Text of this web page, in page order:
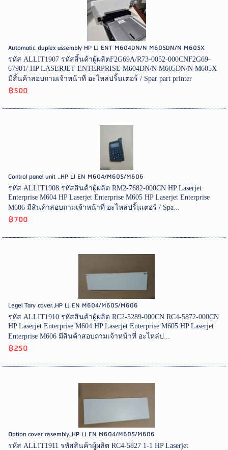
Automatic duplex assembly HP LJ ENT M604DN/N M605DN/N M605X
รหัส ALLIT1907 รหัสสิ้นค้าผู้ผลิตF2G69A/R73-0052-000CNF2G69-
67901/ HP LASERJET ENTERPRISE M604DN/N M605DN/N M605X
มีสิ้นค้าสอบถามเจ้าหน้าที่ อะไหล่ปริ้นเตอร์ / Spar part printer
฿500
Control panel unit .,HP LJ EN M604/M605/M606
รหัส ALLIT1908 รหัสสินค้าผู้ผลิต RM2-7682-000CN HP Laserjet
Enterprise M604 HP Laserjet Enterprise M605 HP Laserjet Enterprise
M606 มีสินค้าสอบถามเจ้าหน้าที่ อะไหล่ปริ้นเตอร์ / Spa...
฿700
Legel Tary cover.,HP LJ EN M604/M605/M606
รหัส ALLIT1910 รหัสสินค้าผู้ผลิต RC2-5289-000CN RC4-5872-000CN
HP Laserjet Enterprise M604 HP Laserjet Enterprise M605 HP Laserjet
Enterprise M606 มีสินค้าสอบถามเจ้าหน้าที่ อะไหล่ป...
฿250
Option cover assembly.,HP LJ EN M604/M605/M606
รหัส ALLIT1911 รหัสสินค้าผู้ผลิต RC4-5827 1-1 HP Laserjet